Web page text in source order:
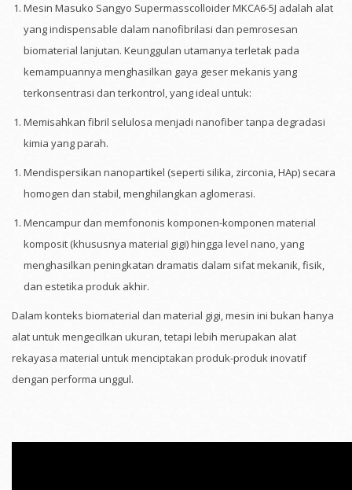
Mesin Masuko Sangyo Supermasscolloider MKCA6-5J adalah alat
yang indispensable dalam nanofibrilasi dan pemrosesan
biomaterial lanjutan. Keunggulan utamanya terletak pada
kemampuannya menghasilkan gaya geser mekanis yang
terkonsentrasi dan terkontrol, yang ideal untuk:
Memisahkan fibril selulosa menjadi nanofiber tanpa degradasi
kimia yang parah.
Mendispersikan nanopartikel (seperti silika, zirconia, HAp) secara
homogen dan stabil, menghilangkan aglomerasi.
Mencampur dan memfononis komponen-komponen material
komposit (khususnya material gigi) hingga level nano, yang
menghasilkan peningkatan dramatis dalam sifat mekanik, fisik,
dan estetika produk akhir.
Dalam konteks biomaterial dan material gigi, mesin ini bukan hanya
alat untuk mengecilkan ukuran, tetapi lebih merupakan alat
rekayasa material untuk menciptakan produk-produk inovatif
dengan performa unggul.